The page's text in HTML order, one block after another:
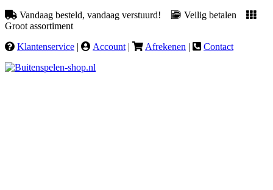
Vandaag besteld, vandaag verstuurd!
Veilig betalen
Groot assortiment
Klantenservice | Account | Afrekenen | Contact